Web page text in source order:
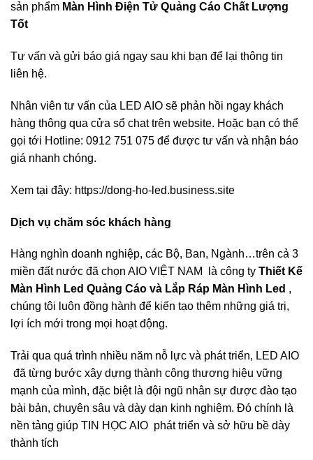
sản phẩm Màn Hình Điện Tử Quảng Cáo Chất Lượng
Tốt
Tư vấn và gửi báo giá ngay sau khi bạn để lại thông tin
liên hệ.
Nhân viên tư vấn của LED AIO sẽ phản hồi ngay khách
hàng thông qua cửa sổ chat trên website. Hoặc bạn có thể
gọi tới Hotline: 0912 751 075 để được tư vấn và nhận báo
giá nhanh chóng.
Xem tại đây: https://dong-ho-led.business.site
Dịch vụ chăm sóc khách hàng
Hàng nghìn doanh nghiệp, các Bộ, Ban, Ngành…trên cả 3
miền đất nước đã chọn AIO VIỆT NAM là công ty Thiết Kế
Màn Hình Led Quảng Cáo và Lắp Ráp Màn Hình Led ,
chúng tôi luôn đồng hành để kiến tạo thêm những giá trị,
lợi ích mới trong mọi hoạt động.
Trải qua quá trình nhiều năm nỗ lực và phát triển, LED AIO
đã từng bước xây dựng thành công thương hiệu vững
mạnh của mình, đặc biệt là đội ngũ nhân sự được đào tạo
bài bản, chuyên sâu và dày dạn kinh nghiệm. Đó chính là
nền tảng giúp TIN HỌC AIO phát triển và sở hữu bề dày
thành tích